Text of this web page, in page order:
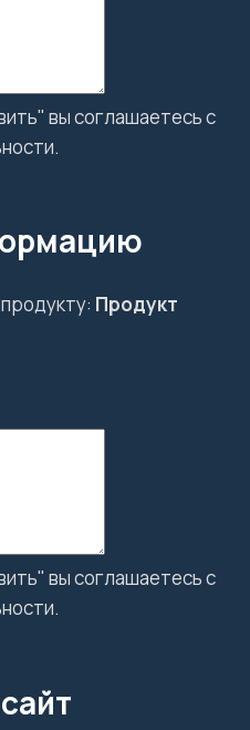
вы соглашаетесь с
Продукт
вы соглашаетесь с